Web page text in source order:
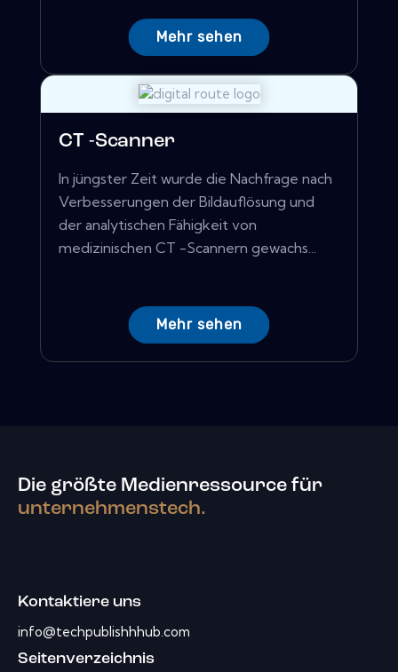
Mehr sehen
CT -Scanner
In jüngster Zeit wurde die Nachfrage nach
Verbesserungen der Bildauflösung und
der analytischen Fähigkeit von
medizinischen CT -Scannern gewachs...
Mehr sehen
Die größte Medienressource für
unternehmenstech.
Kontaktiere uns
info@techpublishhhub.com
Seitenverzeichnis